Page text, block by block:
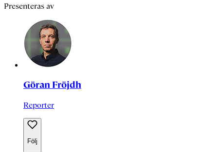
Presenteras av
Göran Fröjdh
Reporter
Följ